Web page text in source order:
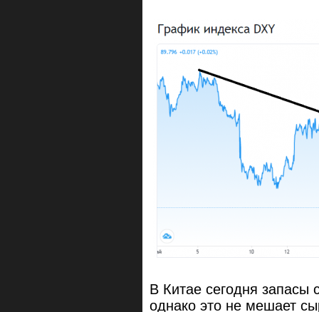
В Китае сегодня
однако это не мешает